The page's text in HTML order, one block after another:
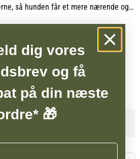
så hunden får et mere nærende og
af tilsætningsstoffer.
supplement til tørfoder og bidrager
næringsværdi og større variation i
hunde har stor glæde af. Mix it er
råvarer af høj kvalitet og uden unødig
mere autentisk og ernæringsrigtigt
på hundens naturlige kost.
adgang til fryseplads. Det fungerer
tørfoder og tilfører et naturligt indhold
Se lagerstatus i vores butikker
dig vores
og få
på din næste
🎁